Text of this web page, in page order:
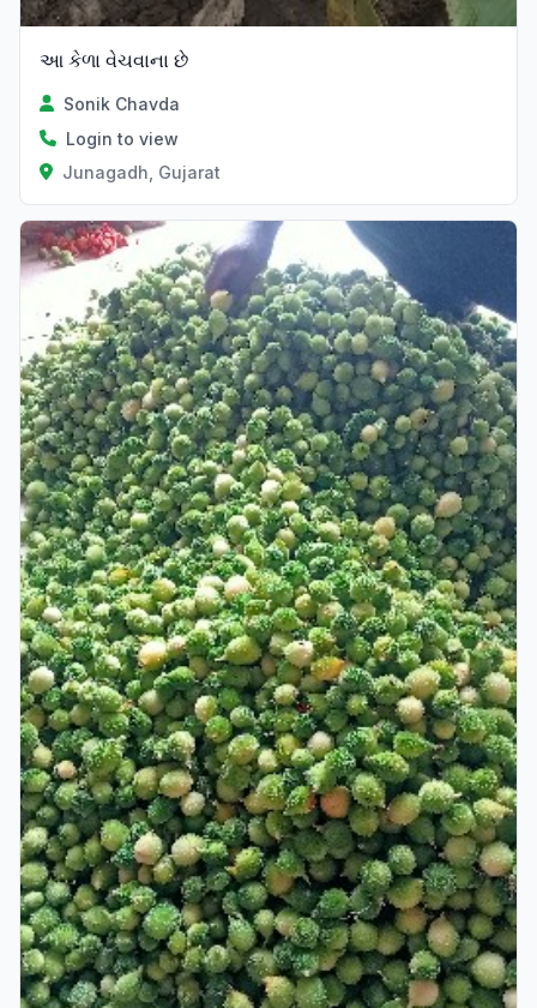
આ કેળા વેચવાના છે
Sonik Chavda
Login to view
Junagadh, Gujarat